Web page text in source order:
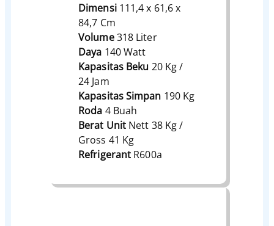
Dimensi 111,4 x 61,6 x
84,7 Cm
Volume318 Liter
Daya 140 Watt
Kapasitas Beku 20 Kg /
24 Jam
Kapasitas Simpan 190 Kg
Roda 4 Buah
Berat Unit Nett 38 Kg /
Gross 41 Kg
Refrigerant R600a